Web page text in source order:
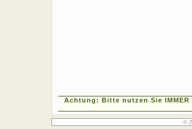
Achtung: Bitte nutzen Sie
©